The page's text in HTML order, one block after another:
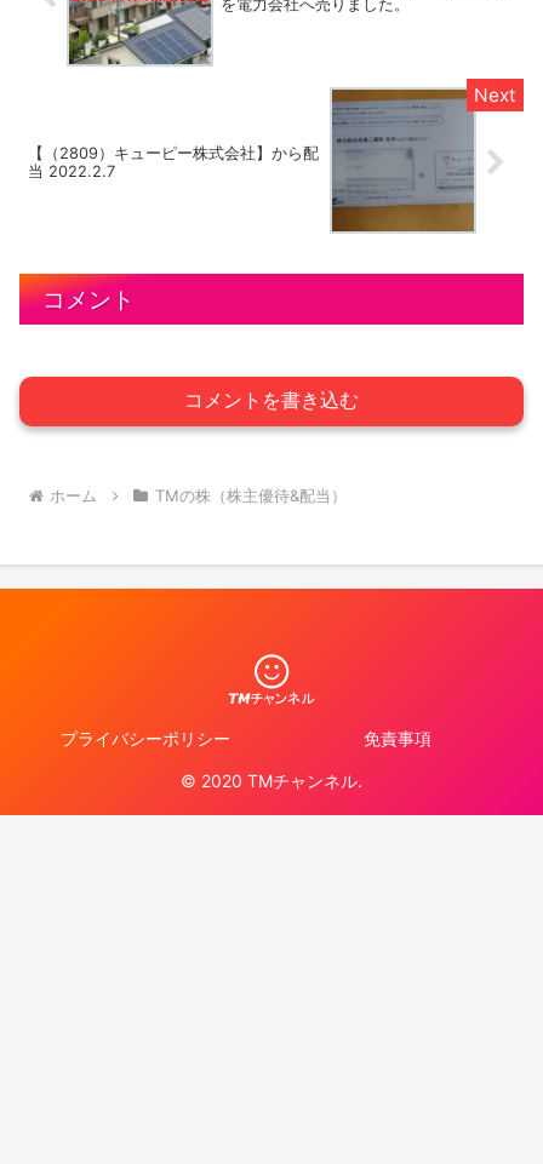
を電力会社へ売りました。
【（2809）キューピー株式会社】から配
当 2022.2.7
コメント
コメントを書き込む
ホーム TMの株（株主優待&配当）
プライバシーポリシー 免責事項
© 2020 TMチャンネル.